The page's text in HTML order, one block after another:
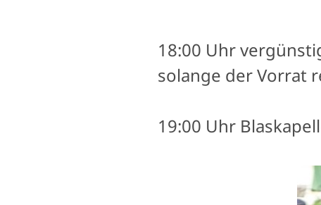
18:00 Uhr
solange der Vorrat
19:00 Uhr